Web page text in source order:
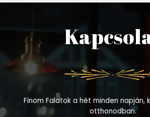
Finom Falatok a hét minden napján,
otthonodban.